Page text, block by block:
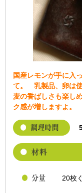
国産レモンが手に入
て。 乳製品、卵は
麦の香ばしさも楽し
ク感が増しますよ。
20枚